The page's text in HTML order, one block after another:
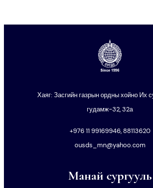
Хаяг: Засгийн газрын ордны хойно Их
гудамж-32, 32а
+976 11 99169946, 88113620
ousds_mn@yahoo.com
Манай сургууль